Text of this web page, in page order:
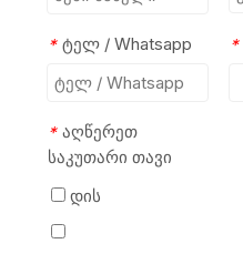
* ტელ / Whatsapp *
* აღწერეთ
საკუთარი თავი
დის